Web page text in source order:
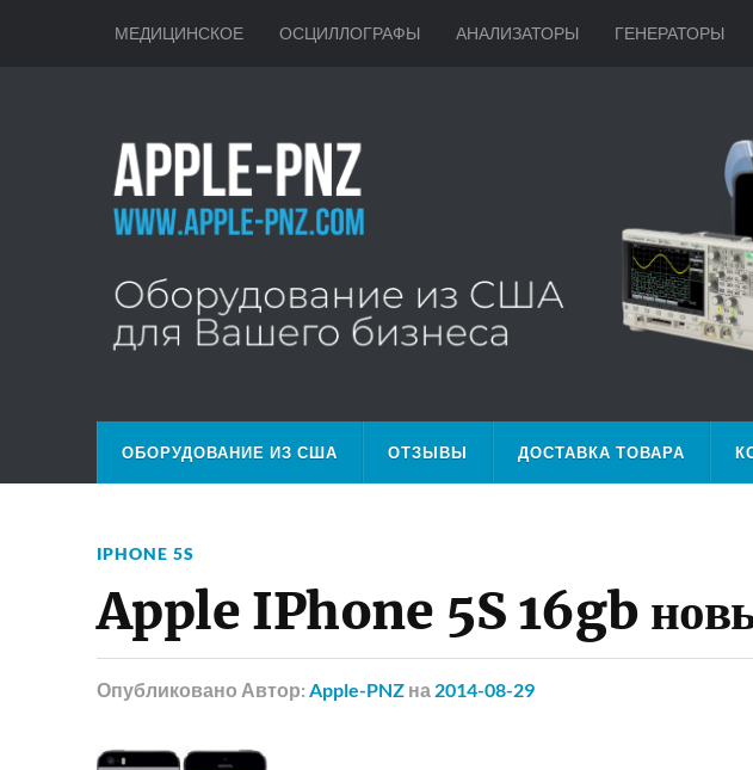
МЕДИЦИНСКОЕ ОСЦИЛЛОГРАФЫ АНАЛИЗАТОРЫ ГЕНЕРАТОРЫ
ОБОРУДОВАНИЕ ИЗ США ОТЗЫВЫ ДОСТАВКА ТОВАРА
IPHONE 5S
Apple IPhone 5S 16gb
Опубликовано Автор: Apple-PNZ на 2014-08-29